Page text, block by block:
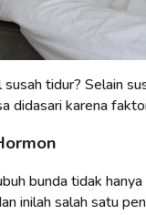
tidur? Selain
didasari karena
bunda tidak
inilah salah satu